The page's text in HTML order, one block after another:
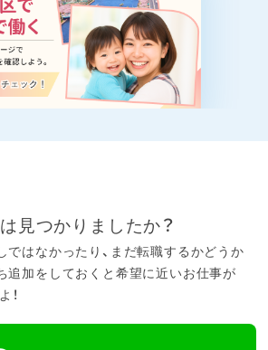
見つかりましたか？
ではなかったり、まだ転職するかどうか
追加をしておくと希望に近いお仕事が
！